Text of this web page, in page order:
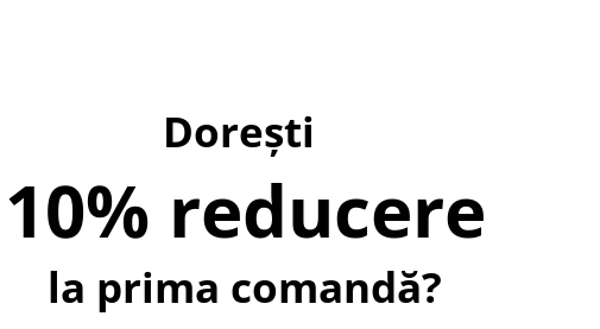
Dorești
10% reducere
la prima comandă?